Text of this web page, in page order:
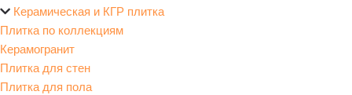
Керамическая и КГР плитка
Плитка по коллекциям
Керамогранит
Плитка для стен
Плитка для пола